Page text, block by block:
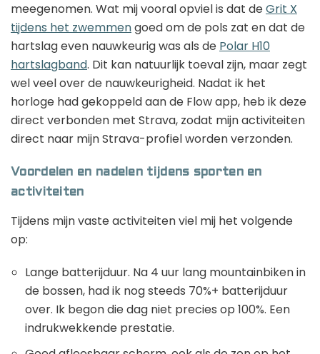
meegenomen. Wat mij vooral opviel is dat deGrit X
tijdens het zwemmengoed om de pols zat en dat de
hartslag even nauwkeurig was als de Polar H10
hartslagband. Dit kan natuurlijk toeval zijn, maar zegt
wel veel over de nauwkeurigheid. Nadat ik het
horloge had gekoppeld aan de Flow app, heb ik deze
direct verbonden met Strava, zodat mijn activiteiten
direct naar mijn Strava-profiel worden verzonden.
Voordelen en nadelen tijdens sporten en
activiteiten
Tijdens mijn vaste activiteiten viel mij het volgende
op:
Lange batterijduur. Na 4 uur lang mountainbiken in
de bossen, had ik nog steeds 70%+ batterijduur
over. Ik begon die dag niet precies op 100%. Een
indrukwekkende prestatie.